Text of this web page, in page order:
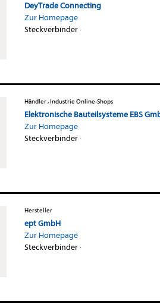
DeyTrade Connecting
Zur Homepage
Steckverbinder·
Händler , Industrie Online-Shops
Elektronische Bauteilsysteme EBS
Zur Homepage
Steckverbinder·
Hersteller
ept GmbH
Zur Homepage
Steckverbinder·